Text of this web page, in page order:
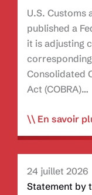
U.S. Customs
published a
it is adjusting
Consolidated
Act (COBRA)…
U.S.
CBP
to
En savoir
24 juillet 2026
Statement by